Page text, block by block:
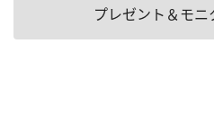
プレゼント＆モ